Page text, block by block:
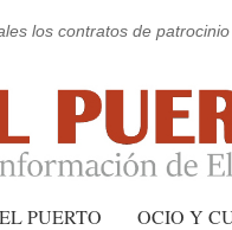
los contratos de
EL PUERTO OCIO Y